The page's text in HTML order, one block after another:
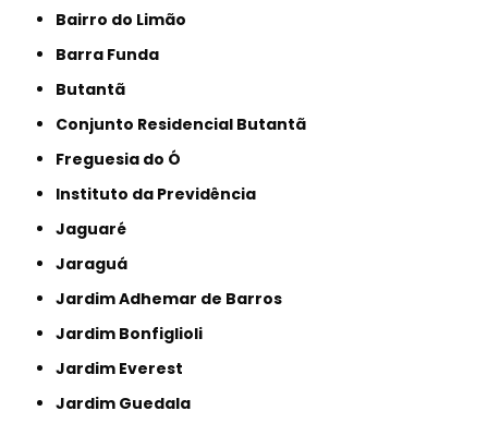
Bairro do Limão
Barra Funda
Butantã
Conjunto Residencial Butantã
Freguesia do Ó
Instituto da Previdência
Jaguaré
Jaraguá
Jardim Adhemar de Barros
Jardim Bonfiglioli
Jardim Everest
Jardim Guedala